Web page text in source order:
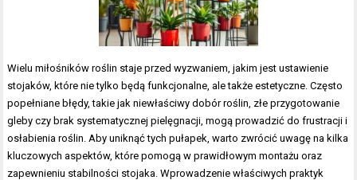
Wielu miłośników roślin staje przed wyzwaniem, jakim jest ustawienie
stojaków, które nie tylko będą funkcjonalne, ale także estetyczne. Często
popełniane błędy, takie jak niewłaściwy dobór roślin, złe przygotowanie
gleby czy brak systematycznej pielęgnacji, mogą prowadzić do frustracji i
osłabienia roślin. Aby uniknąć tych pułapek, warto zwrócić uwagę na kilka
kluczowych aspektów, które pomogą w prawidłowym montażu oraz
zapewnieniu stabilności stojaka. Wprowadzenie właściwych praktyk